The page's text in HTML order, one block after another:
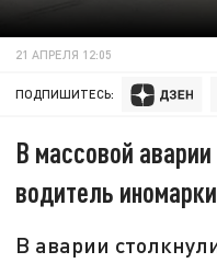
21 АПРЕЛЯ 12:05
ПОДПИШИТЕСЬ:
В массовой аварии
водитель иномарки
В аварии